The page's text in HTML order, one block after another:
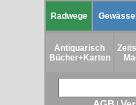
Radwege
Antiquarisch
Bücher+Karten